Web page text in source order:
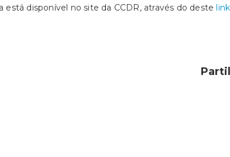
está disponível no site da CCDR, através do destelink